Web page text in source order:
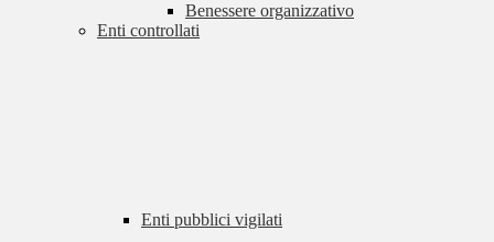
Benessere organizzativo
Enti controllati
Enti pubblici vigilati